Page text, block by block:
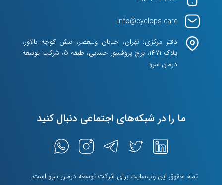
info@cyclops.care
دفتر مرکزی: تهران، خیابان ولیعصر، نبش کوچه بالاور،
پلاک ۱۴۷۱، برج پروفسور حسابی، طبقه 5، شرکت توسعه
درمان سرو
ما را در شبکه‌های اجتماعی دنبال کنید
تمام حقوق اين وب‌سايت برای شرکت توسعه درمان سرو است.